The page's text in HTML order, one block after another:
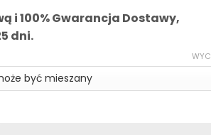
i 100% Gwarancja Dostawy,
dni.